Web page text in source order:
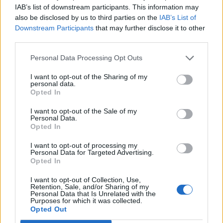
IAB’s list of downstream participants. This information may
also be disclosed by us to third parties on the IAB’s List of
Downstream Participants that may further disclose it to other
Personal Data Processing Opt Outs
I want to opt-out of the Sharing of my
personal data.
Opted In
I want to opt-out of the Sale of my
Personal Data.
Opted In
I want to opt-out of processing my
Personal Data for Targeted Advertising.
Opted In
I want to opt-out of Collection, Use,
Retention, Sale, and/or Sharing of my
Personal Data that Is Unrelated with the
Purposes for which it was collected.
Opted Out
Tomma löften från
uppblåsta politiker
Så är då äntligen valrörelsen igång och med den
utfästelser där allt ska bli så bra, så bra.
Nyhetsplock onsdag 5
augusti 2026
Vilsna ankungar orsakade trafikproblem på